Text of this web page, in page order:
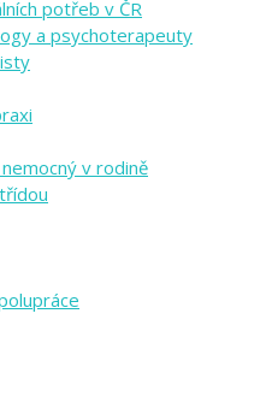
potřeb v ČR
a psychoterapeuty
v rodině